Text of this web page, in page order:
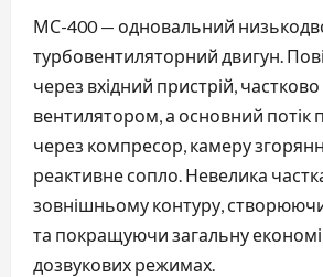
МС-400 — одновальний
турбовентиляторний двигун.
через вхідний пристрій,
вентилятором, а основний потік
через компресор, камеру
реактивне сопло. Невелика
зовнішньому контуру,
та покращуючи загальну
дозвукових режимах.